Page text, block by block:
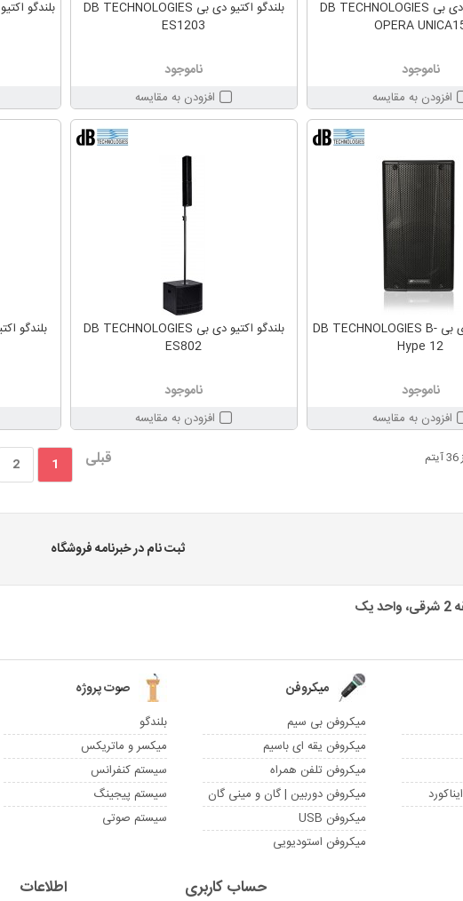
بلندگو اکتیو دی بی DB TECHNOLOGIES
OPERA
ناموجود
افزودن به مقایسه
بلندگو اکتیو دی بی DB TECHNOLOGIES
ES1203
ناموجود
افزودن به مقایسه
بلندگو اکتیو دی بی DB TECHNOLOGIES B-
Hype 12
ناموجود
افزودن به مقایسه
بلندگو اکتیو دی بی DB TECHNOLOGIES
ES802
ناموجود
افزودن به مقایسه
قبلی 1
2
ثبت نام در خبرنامه فروشگاه
میکروفن
میکروفن بی سیم
میکروفن یقه ای باسیم
میکروفن تلفن همراه
میکروفن دوربین | گان و مینی گان
میکروفن USB
میکروفن استودیویی
صوت پروژه
بلندگو
میکسر و ماتریکس
سیستم کنفرانس
سیستم پیجینگ
سیستم صوتی
حساب کاربری اطلاعات